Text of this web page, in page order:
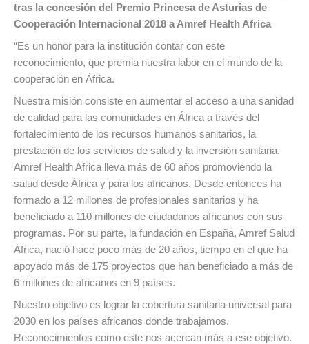
tras la concesión del Premio Princesa de Asturias de
Cooperación Internacional 2018 a Amref Health Africa
“Es un honor para la institución contar con este
reconocimiento, que premia nuestra labor en el mundo de la
cooperación en África.
Nuestra misión consiste en aumentar el acceso a una sanidad
de calidad para las comunidades en África a través del
fortalecimiento de los recursos humanos sanitarios, la
prestación de los servicios de salud y la inversión sanitaria.
Amref Health Africa lleva más de 60 años promoviendo la
salud desde África y para los africanos. Desde entonces ha
formado a 12 millones de profesionales sanitarios y ha
beneficiado a 110 millones de ciudadanos africanos con sus
programas. Por su parte, la fundación en España, Amref Salud
África, nació hace poco más de 20 años, tiempo en el que ha
apoyado más de 175 proyectos que han beneficiado a más de
6 millones de africanos en 9 países.
Nuestro objetivo es lograr la cobertura sanitaria universal para
2030 en los países africanos donde trabajamos.
Reconocimientos como este nos acercan más a ese objetivo.